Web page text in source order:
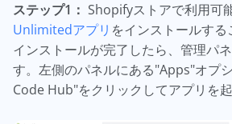
ステップ1： Shopifyストアで利用可
Unlimitedアプリ をインストールする
インストールが完了したら、管理パ
す。左側のパネルにある"Apps"オプ
Code Hub"をクリックしてアプリを